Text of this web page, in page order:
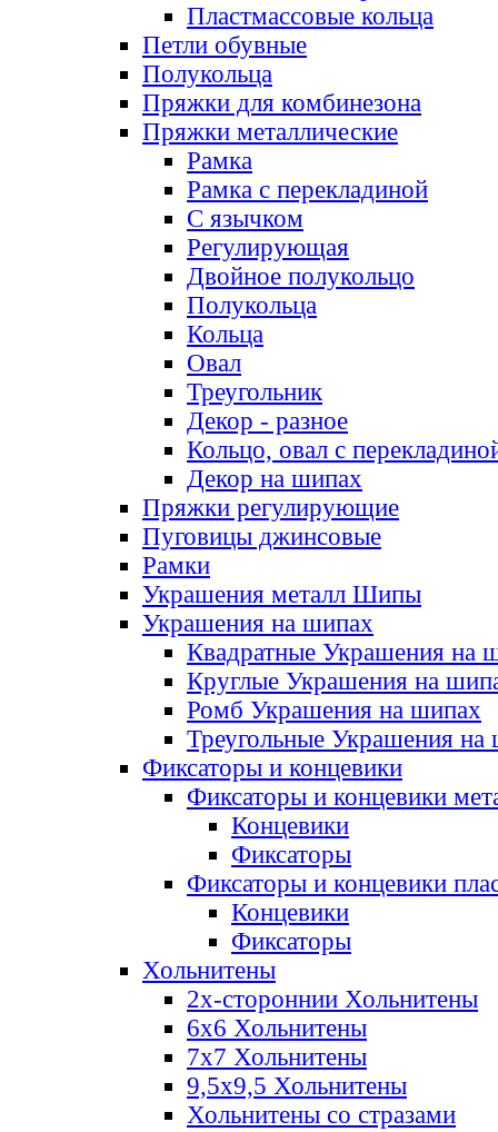
Пластмассовые кольца
Петли обувные
Полукольца
Пряжки для комбинезона
Пряжки металлические
Рамка
Рамка с перекладиной
С язычком
Регулирующая
Двойное полукольцо
Полукольца
Кольца
Овал
Треугольник
Декор - разное
Кольцо, овал с
Декор на шипах
Пряжки регулирующие
Пуговицы джинсовые
Рамки
Украшения металл Шипы
Украшения на шипах
Квадратные Украшения на
Круглые Украшения на
Ромб Украшения на шипах
Треугольные Украшения на
Фиксаторы и концевики
Фиксаторы и концевики
Концевики
Фиксаторы
Фиксаторы и концевики
Концевики
Фиксаторы
Хольнитены
2х-стороннии Хольнитены
6х6 Хольнитены
7х7 Хольнитены
9,5х9,5 Хольнитены
Хольнитены со стразами